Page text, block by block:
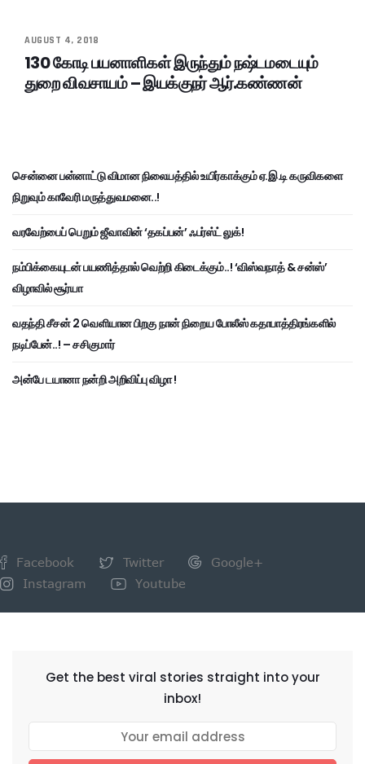
AUGUST 4, 2018
130 கோடி பயனாளிகள் இருந்தும் நஷ்டமடையும்
துறை விவசாயம் – இயக்குநர் ஆர்.கண்ணன்
சென்னை பன்னாட்டு விமான நிலையத்தில் உயிர்காக்கும் ஏ.இ.டி கருவிகளை
நிறுவும் காவேரி மருத்துவமனை..!
வரவேற்பைப் பெறும் ஜீவாவின் ‘தகப்பன்’ ஃபர்ஸ்ட் லுக்!
நம்பிக்கையுடன் பயணித்தால் வெற்றி கிடைக்கும்..! ‘விஸ்வநாத் & சன்ஸ்’
விழாவில் சூர்யா
வதந்தி சீசன் 2 வெளியான பிறகு நான் நிறைய போலீஸ் கதாபாத்திரங்களில்
நடிப்பேன்..! – சசிகுமார்
அன்பே டயானா நன்றி அறிவிப்பு விழா !
Facebook Twitter
Google+
Instagram
Youtube
Get the best viral stories straight into your
inbox!